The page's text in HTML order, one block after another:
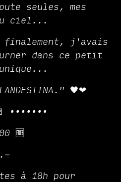
seules, mes
ciel...
finalement, j'avais
dans ce petit
🖤❤
•••••••
🆓
à 18h pour